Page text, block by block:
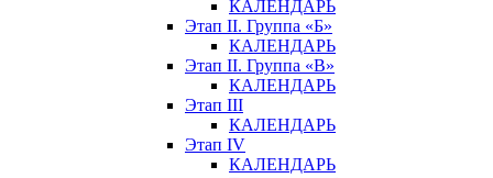
КАЛЕНДАРЬ
Этап II. Группа «Б»
КАЛЕНДАРЬ
Этап II. Группа «В»
КАЛЕНДАРЬ
Этап III
КАЛЕНДАРЬ
Этап IV
КАЛЕНДАРЬ